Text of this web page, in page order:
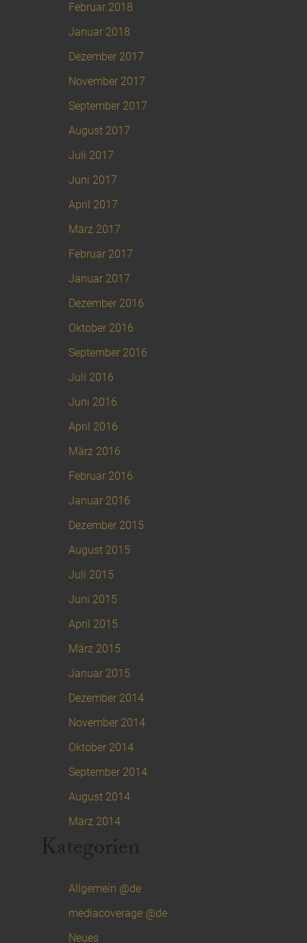
Februar 2018
Januar 2018
Dezember 2017
November 2017
September 2017
August 2017
Juli 2017
Juni 2017
April 2017
März 2017
Februar 2017
Januar 2017
Dezember 2016
Oktober 2016
September 2016
Juli 2016
Juni 2016
April 2016
März 2016
Februar 2016
Januar 2016
Dezember 2015
August 2015
Juli 2015
Juni 2015
April 2015
März 2015
Januar 2015
Dezember 2014
November 2014
Oktober 2014
September 2014
August 2014
März 2014
Kategorien
Allgemein @de
mediacoverage @de
Neues